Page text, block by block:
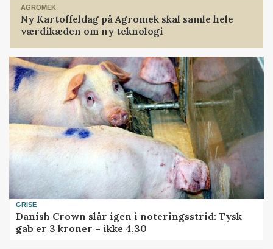
AGROMEK
Ny Kartoffeldag på Agromek skal samle hele
værdikæden om ny teknologi
GRISE
Danish Crown slår igen i noteringsstrid: Tysk
gab er 3 kroner – ikke 4,30